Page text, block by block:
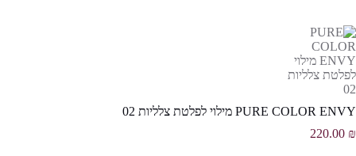
PURE COLOR ENVY מילוי לפלטת צלליות 02
220.00 ₪